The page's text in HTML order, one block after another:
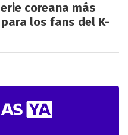
coreana más
los fans del K-